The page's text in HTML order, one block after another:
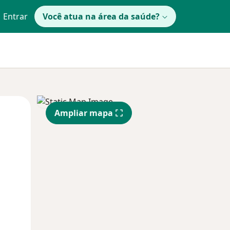
Entrar Você atua na área da saúde?
Segunda-feira Ter,
11 Ago
Qua
12 Ago
Ampliar mapa